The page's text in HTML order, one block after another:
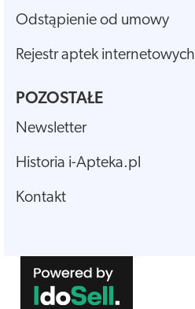
Odstąpienie od umowy
Rejestr aptek internetowych
POZOSTAŁE
Newsletter
Historia i-Apteka.pl
Kontakt